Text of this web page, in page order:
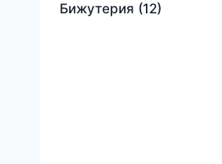
Бижутерия (12)